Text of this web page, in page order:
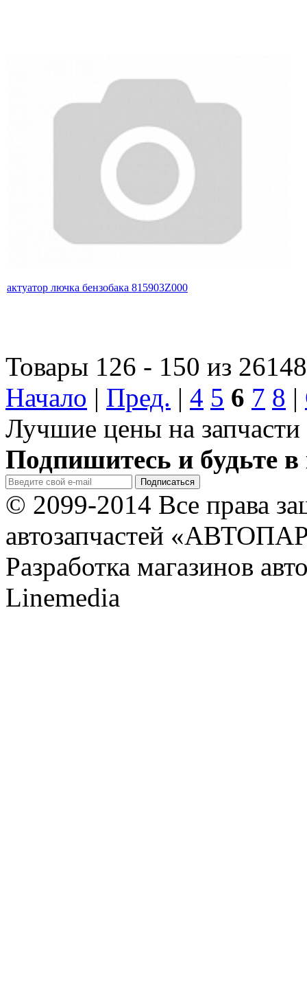
актуатор лючка бензобака 815903Z000
Товары 126 - 150 из 26148
Начало | Пред. | 4 5 6 7 8 |
Лучшие цены на запчасти
Подпишитесь и будьте в
© 2099-2014 Все права
автозапчастей
Разработка магазинов
Linemedia